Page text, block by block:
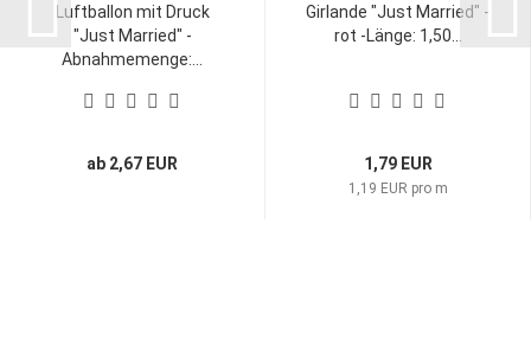
Luftballon mit Druck
"Just Married" -
Abnahmemenge:...
ab 2,67 EUR
Girlande "Just Married" -
rot -Länge: 1,50...
1,79 EUR
1,19 EUR pro m